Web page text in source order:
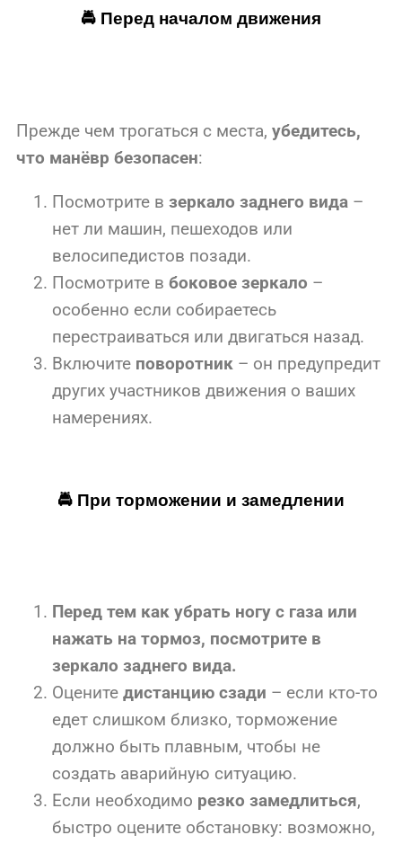
🚔 Перед началом движения
Прежде чем трогаться с места, убедитесь,
что манёвр безопасен:
Посмотрите в зеркало заднего вида –
нет ли машин, пешеходов или
велосипедистов позади.
Посмотрите в боковое зеркало –
особенно если собираетесь
перестраиваться или двигаться назад.
Включите поворотник – он предупредит
других участников движения о ваших
намерениях.
🚔 При торможении и замедлении
Перед тем как убрать ногу с газа или
нажать на тормоз, посмотрите в
зеркало заднего вида.
Оцените дистанцию сзади – если кто-то
едет слишком близко, торможение
должно быть плавным, чтобы не
создать аварийную ситуацию.
Если необходимо резко замедлиться,
быстро оцените обстановку: возможно,